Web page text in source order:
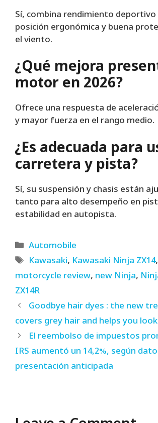
Sí, combina rendimiento deportivo
posición ergonómica y buena
el viento.
¿Qué mejora
motor en 2026?
Ofrece una respuesta de
y mayor fuerza en el rango medio.
¿Es adecuada para
carretera y pista?
Sí, su suspensión y chasis están
tanto para alto desempeño en
estabilidad en autopista.
Categories
Automobile
Tags
Kawasaki, Kawasaki Ninja ZX14,
motorcycle review, new Ninja,
ZX14R
Goodbye hair dyes : the new
covers grey hair and helps you
El reembolso de impuestos
IRS aumentó un 14,2%, según
presentación anticipada